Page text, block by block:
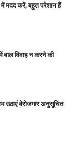
मदद करें, बहुत परेशान हैं
बाल विवाह न करने की
उठाएं बेरोजगार अनुसूचित